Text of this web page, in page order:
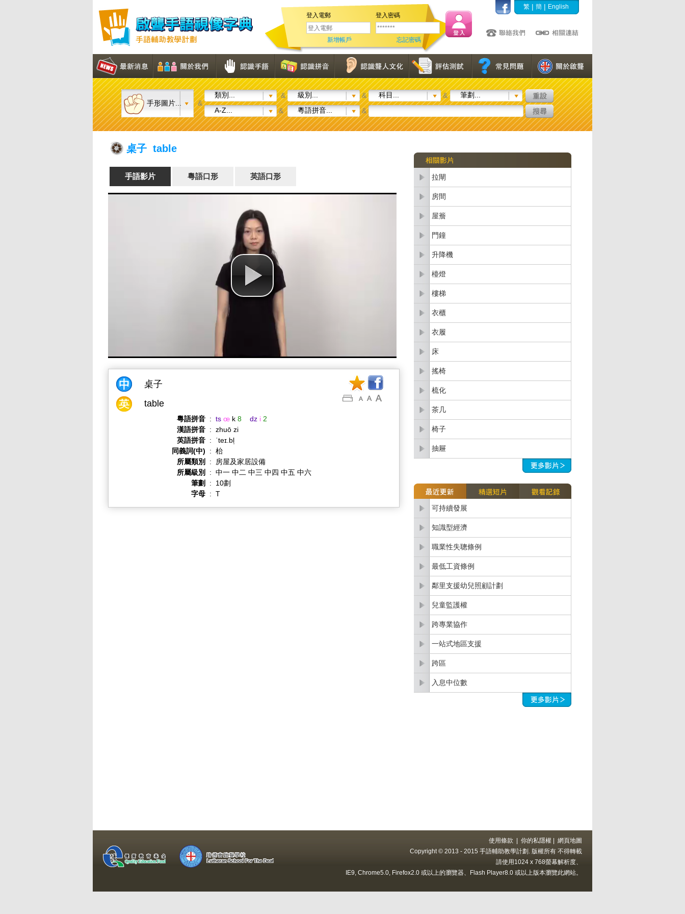
登入電郵 登入密碼
新增帳戶 忘記密碼
繁 | 簡 | English
手形圖片... &
類別... & 級別... & 科目... &
筆劃...
A-Z...
& 粵語拼音... &
桌子 table
手語影片 粵語口形 英語口形
桌子
table
粵語拼音 : ts œ k 8 dz i 2
漢語拼音 : zhuō zi
英語拼音 :
ˈteɪ.bl̩
同義詞(中)
: 枱
所屬類別
:
房屋及家居設備
所屬級別
: 中一 中二 中三 中四 中五 中六
筆劃
:
10劃
字母 : T
拉閘
房間
屋簷
門鐘
升降機
檯燈
樓梯
衣櫃
衣履
床
搖椅
梳化
茶几
椅子
抽屜
可持續發展
知識型經濟
職業性失聰條例
最低工資條例
鄰里支援幼兒照顧計劃
兒童監護權
跨專業協作
一站式地區支援
跨區
入息中位數
使用條款 你的私隱權
網頁地圖
Copyright © 2013 - 2015 手語輔助教學計劃. 版權所有 不得轉載
請使用1024 x 768螢幕解析度、
IE9, Chrome5.0, Firefox2.0 或以上的瀏覽器、Flash Player8.0 或以上版本瀏覽此網站。